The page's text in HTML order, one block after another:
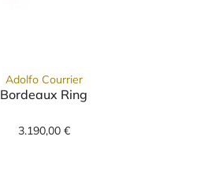
Adolfo Courrier
Bordeaux Ring
3.190,00 €